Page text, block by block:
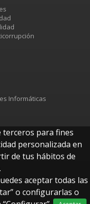
Informáticas
terceros para fines
personalizada en
de tus hábitos de
aceptar todas las
o configurarlas o